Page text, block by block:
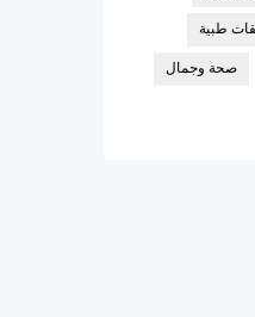
طبية
صحة وجمال